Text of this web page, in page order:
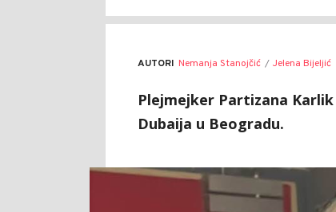
AUTORI Nemanja Stanojčić Jelena Bijeljić
Plejmejker Partizana
Dubaija u Beogradu.